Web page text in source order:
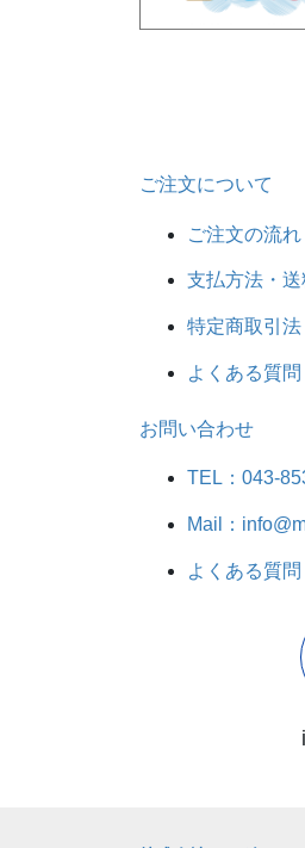
ご注文について
ご注文の流れ
支払方法・送
特定商取引法
よくある質問
お問い合わせ
TEL：043-
Mail：
よくある質問